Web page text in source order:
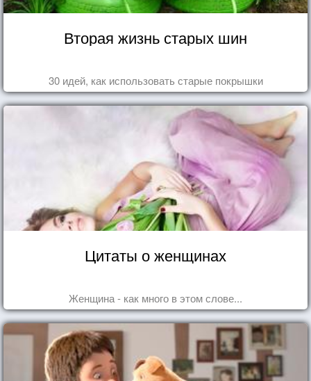
Вторая жизнь старых шин
30 идей, как использовать старые покрышки
Цитаты о женщинах
Женщина - как много в этом слове...